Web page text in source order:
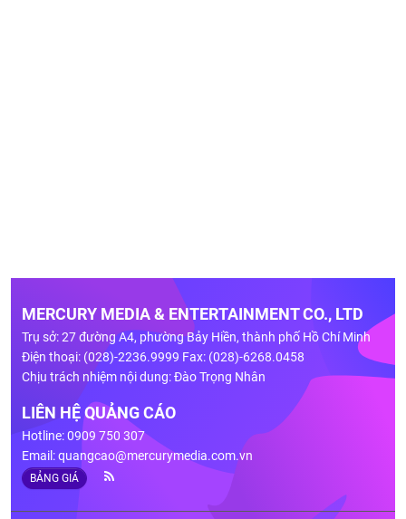
MERCURY MEDIA & ENTERTAINMENT CO., LTD
Trụ sở: 27 đường A4, phường Bảy Hiền, thành phố Hồ Chí Minh
Điện thoại: (028)-2236.9999 Fax: (028)-6268.0458
Chịu trách nhiệm nội dung: Đào Trọng Nhân
LIÊN HỆ QUẢNG CÁO
Hotline: 0909 750 307
Email:quangcao@mercurymedia.com.vn
BẢNG GIÁ